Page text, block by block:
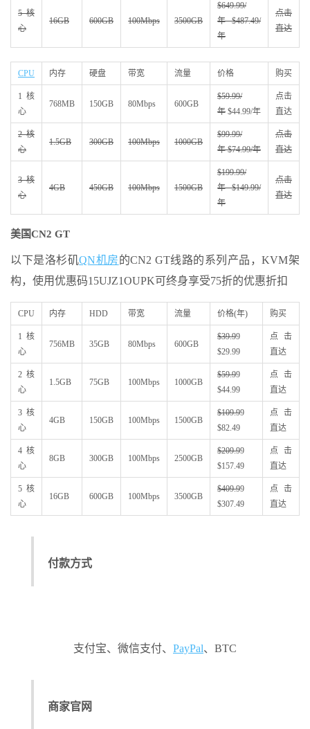
5核
心
16GB 600GB 100Mbps 3500GB
$649.99/
年 $487.49/
年
点击
直达
CPU 内存 硬盘 带宽 流量 价格 购买
1核
心
768MB 150GB 80Mbps 600GB
$59.99/
年 $44.99/年
点击
直达
2核
心
1.5GB 300GB 100Mbps 1000GB
$99.99/
年 $74.99/年
点击
直达
3核
心
4GB 450GB 100Mbps 1500GB
$199.99/
年 $149.99/
年
点击
直达
美国CN2 GT
以下是洛杉矶QN机房的CN2 GT线路的系列产品，KVM架
构，使用优惠码15UJZ1OUPK可终身享受75折的优惠折扣
CPU 内存 HDD 带宽 流量 价格(年) 购买
1核
心
756MB 35GB 80Mbps 600GB
$39.99
$29.99
点击
直达
2核
心
1.5GB 75GB 100Mbps 1000GB
$59.99
$44.99
点击
直达
3核
心
4GB 150GB 100Mbps 1500GB
$109.99
$82.49
点击
直达
4核
心
8GB 300GB 100Mbps 2500GB
$209.99
$157.49
点击
直达
5核
心
16GB 600GB 100Mbps 3500GB
$409.99
$307.49
点击
直达
付款方式
支付宝、微信支付、 PayPal、BTC
商家官网